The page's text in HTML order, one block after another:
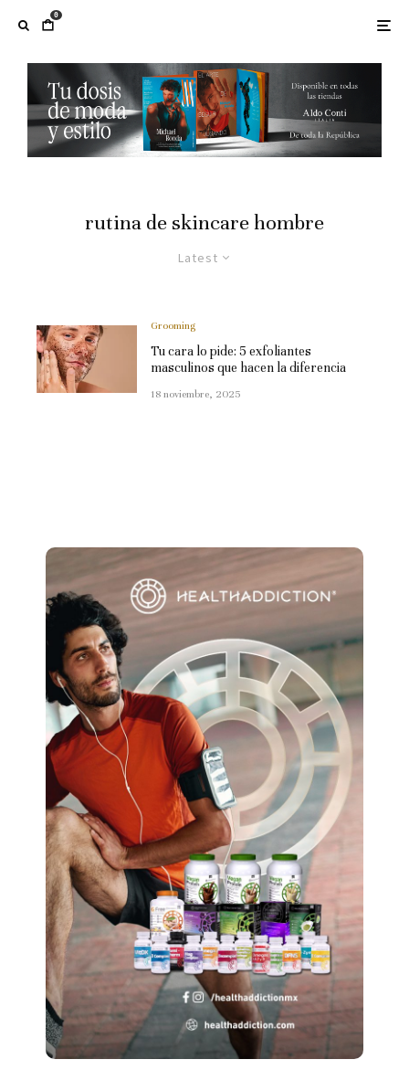
0
rutina de skincare hombre
Latest
Grooming
Tu cara lo pide: 5 exfoliantes
masculinos que hacen la diferencia
18 noviembre, 2025